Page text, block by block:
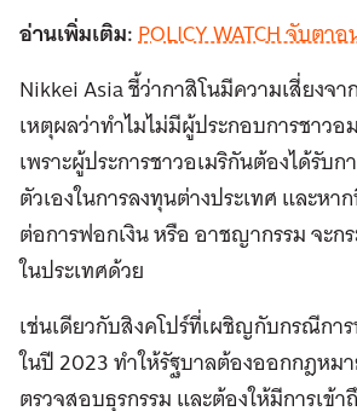
อ่านเพิ่มเติม:POLICY WATCH จับตา
Nikkei Asia ชี้ว่ากาสิโนมีความเสี่ยงจา
เหตุผลว่าทำไมไม่มีผู้ประกอบการชาว
เพราะผู้ประการชาวอเมริกันต้องได้รับ
ตัวเองในการลงทุนต่างประเทศ และหา
ต่อการฟอกเงิน หรือ อาชญากรรม จะ
ในประเทศด้วย
เช่นเดียวกับสิงคโปร์ที่เผชิญกับกรณีกา
ในปี 2023 ทำให้รัฐบาลต้องออกกฎหม
ตรวจสอบธุรกรรม และต้องให้มีการเข้